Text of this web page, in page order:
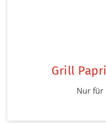
Grill
Nur für